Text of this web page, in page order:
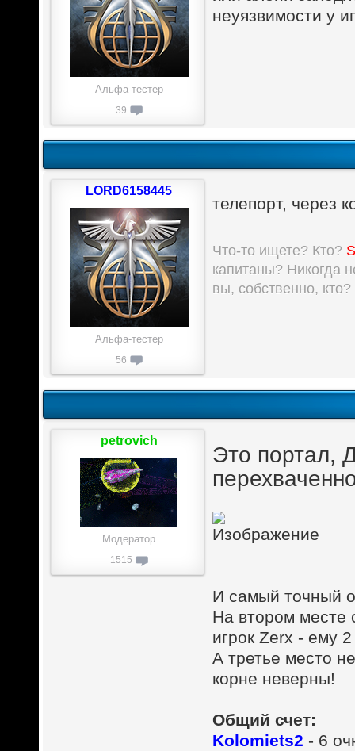
неуязвимости у
Альфа-тестер
39
телепорт, через
Что-то ищете? Кто?
капитаны? Никогда
вы, собственно, кто?
LORD6158445
Альфа-тестер
56
Это портал,
И самый точный
На втором месте
игрок Zerx - ему
А третье место
корне неверны!
Общий счет:
Kolomiets2 - 6
petrovich
Модератор
1515